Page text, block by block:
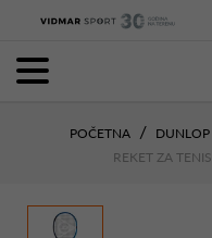
POČETNA DUNLOP
REKET ZA